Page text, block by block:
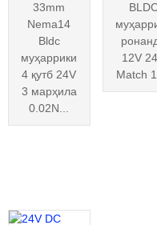
33mm
Nema14
Bldc
муҳаррики
4 қутб 24V
3 марҳила
0.02N...
12V
Match